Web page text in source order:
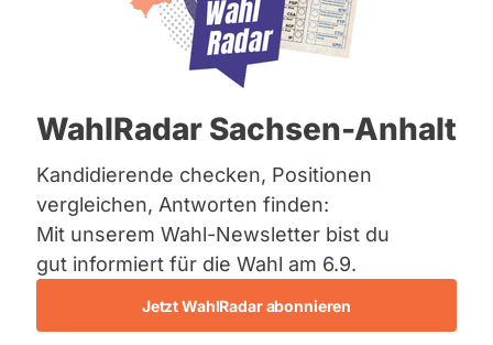
Bremen
Hamburg
Mecklenburg-Vorpommern
Nordrhein-Westfalen
Saarland
Sachsen
Sachsen-Anhalt
Sachsen-Anhalt
Schleswig-Holstein
Thüringen
Archiv
WahlRadar Sachsen-Anhalt
Kandidierende checken, Positionen
vergleichen, Antworten finden:
Mit unserem Wahl-Newsletter bist du
gut informiert für die Wahl am 6.9.
Jetzt WahlRadar abonnieren
15.05.2026
Wie verhalten Sie sich zum Rollback im
Klimaschutz?
Sehr geehrte Frau Schulze,
neu eingebaute Heizungen sollten künftig
mindestens 65 % erneuerbare Energien
einsetzen. Das Gesetz wurde gestern vom
Kabinett gekippt, das neue